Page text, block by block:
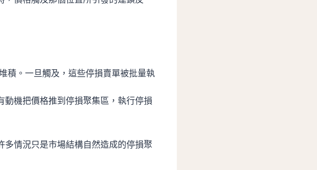
積。一旦觸及，這些停損賣單被批量執
動機把價格推到停損聚集區，執行停損
情況只是市場結構自然造成的停損聚